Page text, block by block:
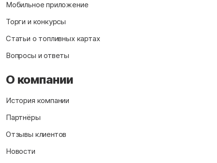
Мобильное приложение
Торги и конкурсы
Статьи о топливных картах
Вопросы и ответы
О компании
История компании
Партнёры
Отзывы клиентов
Новости